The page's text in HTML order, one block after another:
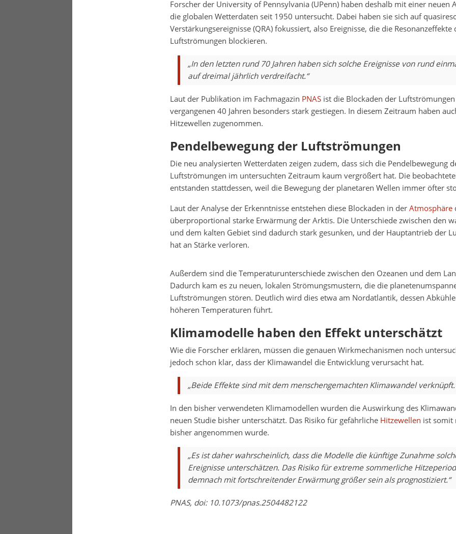
Forscher der University of Pennsylvania (UPenn) haben deshalb mit einer neuen
die globalen Wetterdaten seit 1950 untersucht. Dabei haben sie sich auf
Verstärkungsereignisse (QRA) fokussiert, also Ereignisse, die die Resonanzeffekte
Luftströmungen blockieren.
„In den letzten rund 70 Jahren haben sich solche Ereignisse von rund
auf dreimal jährlich verdreifacht.“
Laut der Publikation im Fachmagazin PNASist die Blockaden der
vergangenen 40 Jahren besonders stark gestiegen. In diesem Zeitraum haben
Hitzewellen zugenommen.
Pendelbewegung der Luftströmungen
Die neu analysierten Wetterdaten zeigen zudem, dass sich die Pendelbewegung
Luftströmungen im untersuchten Zeitraum kaum vergrößert hat. Die
entstanden stattdessen, weil die Bewegung der planetaren Wellen immer öfter
Laut der Analyse der Erkenntnisse entstehen diese Blockaden in derAtmosphäre
überproportional starke Erwärmung der Arktis. Die Unterschiede zwischen den
und dem kalten Gebiet sind dadurch stark gesunken, und der Hauptantrieb der
hat an Stärke verloren.
Außerdem sind die Temperaturunterschiede zwischen den Ozeanen und dem
Dadurch kam es zu neuen, lokalen Strömungsmustern, die die
Luftströmungen stören. Deutlich wird dies etwa am Nordatlantik, dessen
höheren Temperaturen führt.
Klimamodelle haben den Effekt unterschätzt
Wie die Forscher erklären, müssen die genauen Wirkmechanismen noch
jedoch schon klar, dass der Klimawandel die Entwicklung verursacht hat.
„Beide Effekte sind mit dem menschengemachten Klimawandel
In den bisher verwendeten Klimamodellen wurden die Auswirkung des
neuen Studie bisher unterschätzt. Das Risiko für gefährliche Hitzewellen ist somit
bisher angenommen wurde.
„Es ist daher wahrscheinlich, dass die Modelle die künftige Zunahme
Ereignisse unterschätzen. Das Risiko für extreme sommerliche
demnach mit fortschreitender Erwärmung größer sein als prognostiziert.“
PNAS, doi: 10.1073/pnas.2504482122